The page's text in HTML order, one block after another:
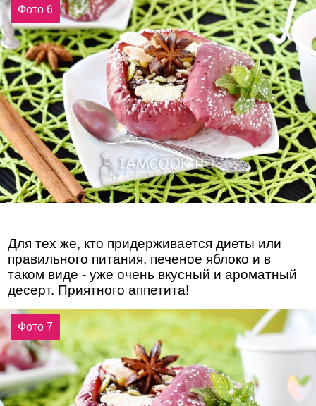
Фото 6
Для тех же, кто придерживается диеты или
правильного питания, печеное яблоко и в
таком виде - уже очень вкусный и ароматный
десерт. Приятного аппетита!
Фото 7